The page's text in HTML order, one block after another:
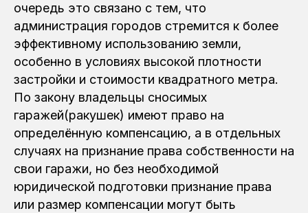
очередь это связано с тем, что
администрация городов стремится к более
эффективному использованию земли,
особенно в условиях высокой плотности
застройки и стоимости квадратного метра.
По закону владельцы сносимых
гаражей(ракушек) имеют право на
определённую компенсацию, а в отдельных
случаях на признание права собственности на
свои гаражи, но без необходимой
юридической подготовки признание права
или размер компенсации могут быть